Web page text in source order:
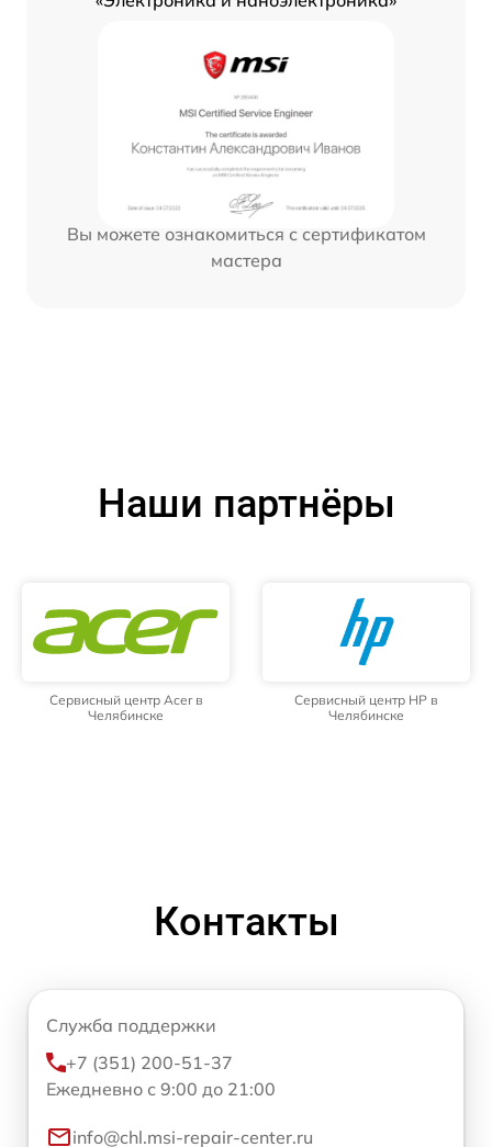
Вы можете ознакомиться с сертификатом
мастера
Наши партнёры
Сервисный центр Acer в
Челябинске
Сервисный центр HP в
Челябинске
Контакты
Служба поддержки
+7 (351) 200-51-37
Ежедневно с 9:00 до 21:00
info@chl.msi-repair-center.ru